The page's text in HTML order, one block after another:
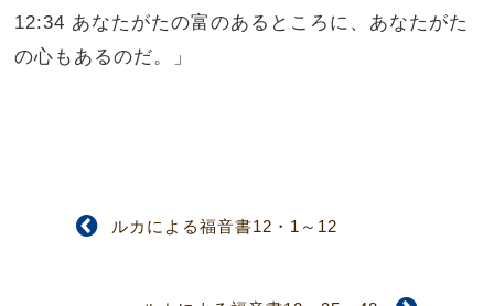
12:34 あなたがたの富のあるところに、あなたがた
の心もあるのだ。」
ルカによる福音書12・1～12